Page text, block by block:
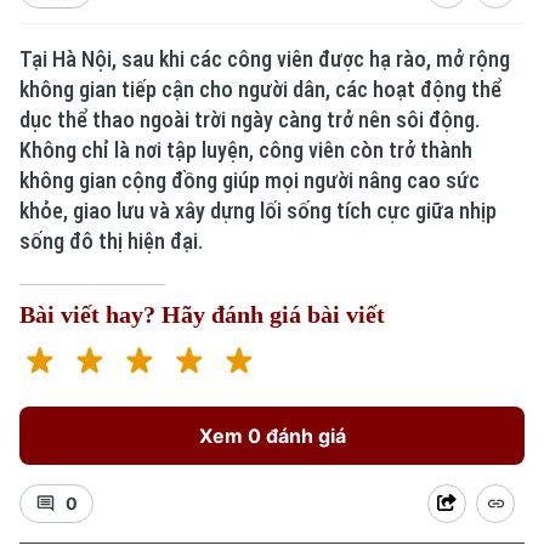
Xu hướng
Tại Hà Nội, sau khi các công viên được hạ rào, mở rộng
không gian tiếp cận cho người dân, các hoạt động thể
dục thể thao ngoài trời ngày càng trở nên sôi động.
Không chỉ là nơi tập luyện, công viên còn trở thành
không gian cộng đồng giúp mọi người nâng cao sức
khỏe, giao lưu và xây dựng lối sống tích cực giữa nhịp
sống đô thị hiện đại.
Bài viết hay? Hãy đánh giá bài viết
Xem 0 đánh giá
0